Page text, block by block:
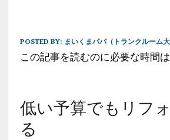
POSTED BY: まいくまパパ（トランクルーム大
この記事を読むのに必要な時間は
低い予算でもリフ
る